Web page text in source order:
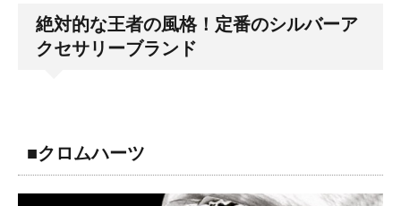
絶対的な王者の風格！定番のシルバーア
クセサリーブランド
■クロムハーツ